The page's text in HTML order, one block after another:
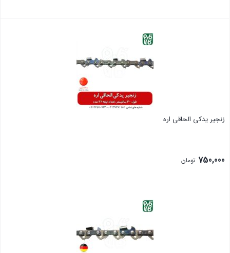
زنجیر یدکی الحاقی اره
750,000 تومان